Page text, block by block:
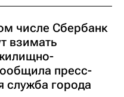
числе Сбербанк
взимать
пресс-
служба города